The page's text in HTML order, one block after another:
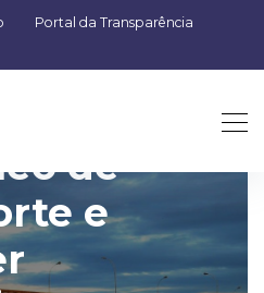
Portal da Transparência
E
de
e